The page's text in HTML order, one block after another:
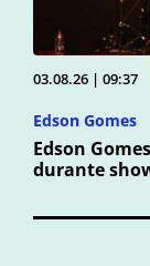
03.08.26 | 09:37
Edson Gomes
Edson
durante